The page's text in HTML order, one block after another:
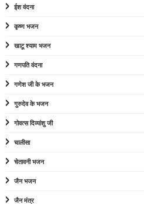
ईश वंदना
कृष्ण भजन
खाटू श्याम भजन
गणपति वंदना
गणेश जी के भजन
गुरुदेव के भजन
गोवत्स दिव्यांशु जी
चालीसा
चेतावनी भजन
जैन भजन
जैन मंत्र